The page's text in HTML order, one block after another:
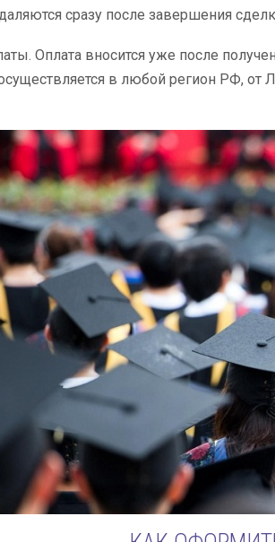
сразу после завершения
Оплата вносится уже после
в любой регион РФ, от